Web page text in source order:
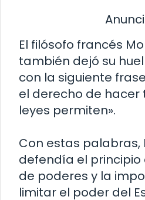
El filósofo francés
también dejó su
con la siguiente
el derecho de hacer
leyes permiten».
Con estas palabras,
defendía el
de poderes y la
limitar el poder del